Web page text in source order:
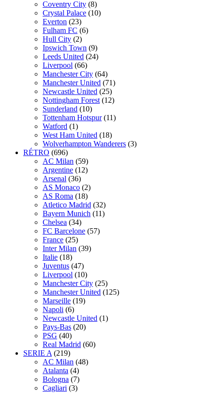
Coventry City (8)
Crystal Palace (10)
Everton (23)
Fulham FC (6)
Hull City (2)
Ipswich Town (9)
Leeds United (24)
Liverpool (66)
Manchester City (64)
Manchester United (71)
Newcastle United (25)
Nottingham Forest (12)
Sunderland (10)
Tottenham Hotspur (11)
Watford (1)
West Ham United (18)
Wolverhampton Wanderers (3)
RÉTRO (696)
AC Milan (59)
Argentine (12)
Arsenal (36)
AS Monaco (2)
AS Roma (18)
Atletico Madrid (32)
Bayern Munich (11)
Chelsea (34)
FC Barcelone (57)
France (25)
Inter Milan (39)
Italie (18)
Juventus (47)
Liverpool (10)
Manchester City (25)
Manchester United (125)
Marseille (19)
Napoli (6)
Newcastle United (1)
Pays-Bas (20)
PSG (40)
Real Madrid (60)
SERIE A (219)
AC Milan (48)
Atalanta (4)
Bologna (7)
Cagliari (3)